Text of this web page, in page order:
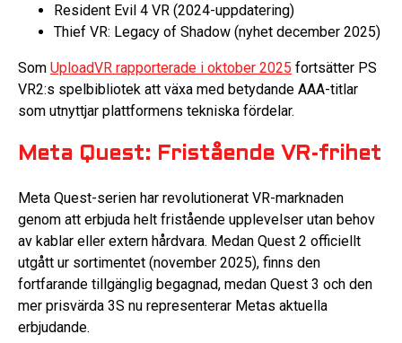
Resident Evil 4 VR (2024-uppdatering)
Thief VR: Legacy of Shadow (nyhet december 2025)
Som UploadVR rapporterade i oktober 2025 fortsätter PS
VR2:s spelbibliotek att växa med betydande AAA-titlar
som utnyttjar plattformens tekniska fördelar.
Meta Quest: Fristående VR-frihet
Meta Quest-serien har revolutionerat VR-marknaden
genom att erbjuda helt fristående upplevelser utan behov
av kablar eller extern hårdvara. Medan Quest 2 officiellt
utgått ur sortimentet (november 2025), finns den
fortfarande tillgänglig begagnad, medan Quest 3 och den
mer prisvärda 3S nu representerar Metas aktuella
erbjudande.